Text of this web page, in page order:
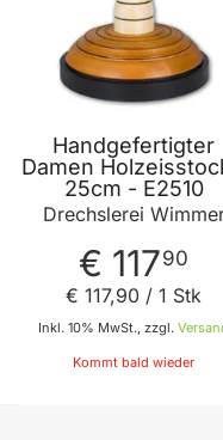
Handgefertigter
Damen
25cm - E2510
Drechslerei
€ 11790
Inkl. 10% MwSt., zzgl.
€ 117,90 / 1 Stk
Kommt bald wieder